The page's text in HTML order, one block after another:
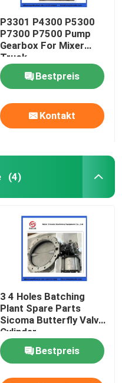
P3301 P4300 P5300
P7300 P7500 Pump
Gearbox For Mixer
Truck
Bestpreis
Kontakt
(4)
3 4 Holes Batching
Plant Spare Parts
Sicoma Butterfly Valve
Cylinder
Electropneumatic
Actuator Cylinder
Bestpreis